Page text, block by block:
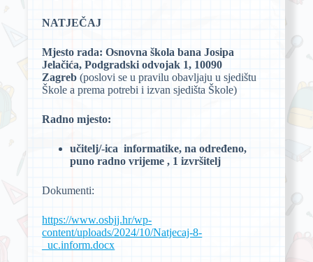
NATJEČAJ
Mjesto rada: Osnovna škola bana Josipa
Jelačića, Podgradski odvojak 1, 10090
Zagreb (poslovi se u pravilu obavljaju u sjedištu
Škole a prema potrebi i izvan sjedišta Škole)
Radno mjesto:
učitelj/-ica informatike, na određeno,
puno radno vrijeme , 1 izvršitelj
Dokumenti:
https://www.osbjj.hr/wp-
content/uploads/2024/10/Natjecaj-8-
_uc.inform.docx